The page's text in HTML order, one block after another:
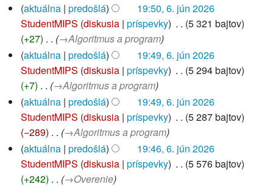
aktuálna predošlá
19:50, 6. jún 2026
StudentMIPS diskusia príspevky
5 321 bajtov
+27
→‎Algoritmus a program
aktuálna predošlá
19:49, 6. jún 2026
StudentMIPS diskusia príspevky
5 294 bajtov
+7
→‎Algoritmus a program
aktuálna predošlá
19:49, 6. jún 2026
StudentMIPS diskusia príspevky
5 287 bajtov
−289
→‎Algoritmus a program
aktuálna predošlá
19:46, 6. jún 2026
StudentMIPS diskusia príspevky
5 576 bajtov
+242
→‎Overenie